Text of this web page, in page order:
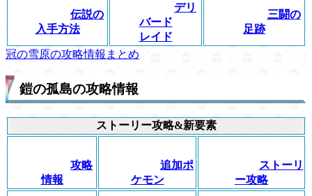
伝説の
入手方法
デリ
バード
レイド
三闘の
足跡
冠の雪原の攻略情報まとめ
鎧の孤島の攻略情報
ストーリー攻略&新要素
攻略
情報
追加ポ
ケモン
ストーリ
ー攻略